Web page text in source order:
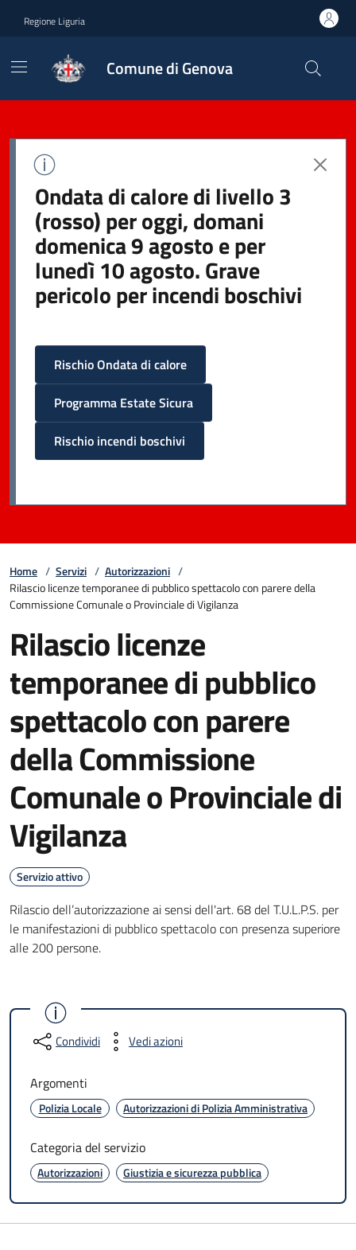
Regione Liguria
Comune di Genova
Ondata di calore di livello 3
(rosso) per oggi, domani
domenica 9 agosto e per
lunedì 10 agosto. Grave
pericolo per incendi boschivi
Rischio Ondata di calore
Programma Estate Sicura
Rischio incendi boschivi
Home / Servizi / Autorizzazioni /
Rilascio licenze temporanee di pubblico spettacolo con parere della
Commissione Comunale o Provinciale di Vigilanza
Rilascio licenze
temporanee di pubblico
spettacolo con parere
della Commissione
Comunale o Provinciale di
Vigilanza
Servizio attivo
Rilascio dell’autorizzazione ai sensi dell'art. 68 del T.U.L.P.S. per
le manifestazioni di pubblico spettacolo con presenza superiore
alle 200 persone.
Condividi Vedi azioni
Argomenti
Polizia Locale Autorizzazioni di Polizia Amministrativa
Categoria del servizio
Autorizzazioni Giustizia e sicurezza pubblica